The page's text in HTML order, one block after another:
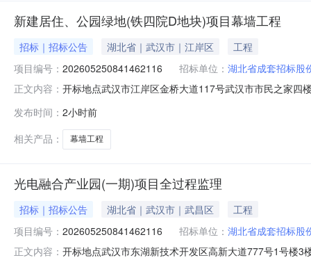
新建居住、公园绿地(铁四院D地块)项目幕墙工程
招标｜招标公告 湖北省｜武汉市｜江岸区
工程
项目编号： 202605250841462116 招标单位： 湖北省成套招标股
正文内容： 开标地点武汉市江岸区金桥大道117号武汉市市民之家
心开标形式不见面开标办理意见项目类型建设工程项目
发布时间： 2小时前
相关产品：
幕墙工程
光电融合产业园(一期)项目全过程监理
招标｜招标公告 湖北省｜武汉市｜武昌区
工程
项目编号： 202605250841462116 招标单位： 湖北省成套招标股
正文内容： 开标地点武汉市东湖新技术开发区高新大道777号1号楼